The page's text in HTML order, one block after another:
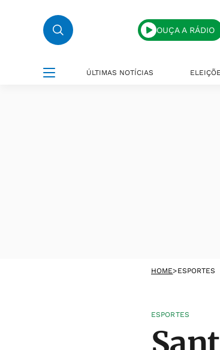
OUÇA A RÁDIO
ÚLTIMAS NOTÍCIAS
HOME>ESPORTES
ESPORTES